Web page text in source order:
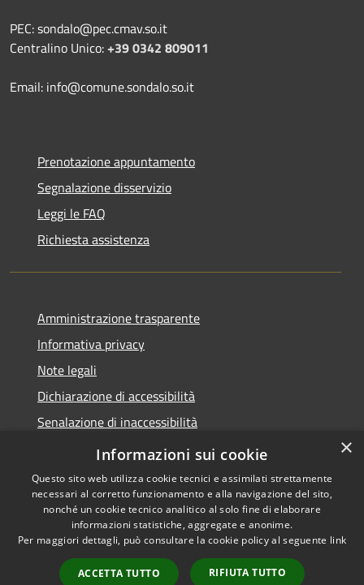
PEC: sondalo@pec.cmav.so.it
Centralino Unico:+39 0342 809011
Email: info@comune.sondalo.so.it
Prenotazione appuntamento
Segnalazione disservizio
Leggi le FAQ
Richiesta assistenza
Amministrazione trasparente
Informativa privacy
Note legali
Dichiarazione di accessibilità
Senalazione di inaccessibilità
Whistleblowing segnalazione illeciti
Accessibilità
Copyright © 2026 • Comune di
Sondalo • Powered by
Municipium•
Accesso
×
Informazioni sui cookie
Questo sito web utilizza cookie tecnici e assimilati strettamente
necessari al corretto funzionamento e alla navigazione del sito,
nonché un cookie tecnico analitico al solo fine di elaborare
informazioni statistiche, aggregate e anonime.
Per maggiori dettagli, può consultare la cookie policy al seguente link
ACCETTA TUTTO RIFIUTA TUTTO